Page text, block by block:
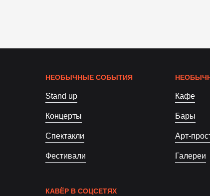
НЕОБЫЧНЫЕ СОБЫТИЯ
Stand up
Концерты
Спектакли
Фестивали
Кафе
Бары
Арт-
Галереи
КАВЁР В СОЦСЕТЯХ